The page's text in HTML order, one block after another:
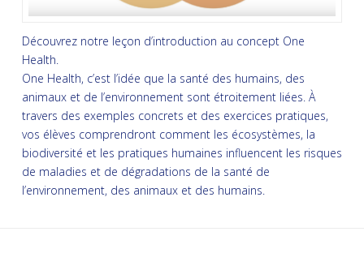
Découvrez notre leçon d’introduction au concept One
Health.
One Health, c’est l’idée que la santé des humains, des
animaux et de l’environnement sont étroitement liées. À
travers des exemples concrets et des exercices pratiques,
vos élèves comprendront comment les écosystèmes, la
biodiversité et les pratiques humaines influencent les risques
de maladies et de dégradations de la santé de
l’environnement, des animaux et des humains.